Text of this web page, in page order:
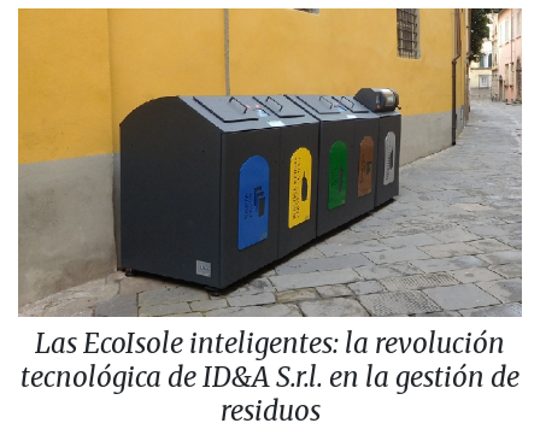
Las EcoIsole inteligentes: la revolución
tecnológica de ID&A S.r.l. en la gestión de
residuos